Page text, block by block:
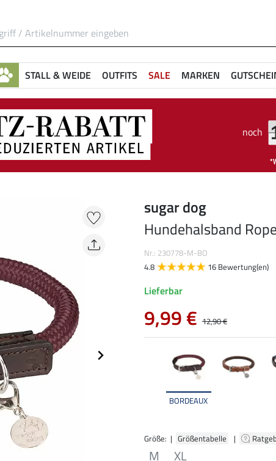
STALL & WEIDE OUTFITS SALE MARKEN
noch
BORDEAUX
Größe: | Größentabelle |
M XL
sugar dog
Hundehalsband Rope
Nr.: 230778-M-BO
4.8
16 Bewertung(en)
Lieferbar
9,99 € 12,90 €